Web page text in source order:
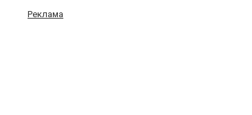
Реклама